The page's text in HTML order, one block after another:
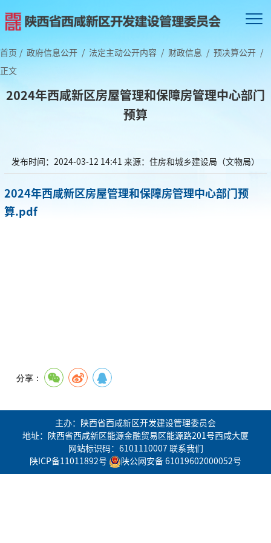
首页 / 政府信息公开 / 法定主动公开内容 / 财政信息 / 预决算公开 /
正文
2024年西咸新区房屋管理和保障房管理中心部门
预算
发布时间：2024-03-12 14:41 来源：住房和城乡建设局（文物局）
2024年西咸新区房屋管理和保障房管理中心部门预
算.pdf
分享：
主办：陕西省西咸新区开发建设管理委员会
地址：陕西省西咸新区能源金融贸易区能源路201号西咸大厦
网站标识码：6101110007 联系我们
陕ICP备11011892号
陕公网安备 61019602000052号